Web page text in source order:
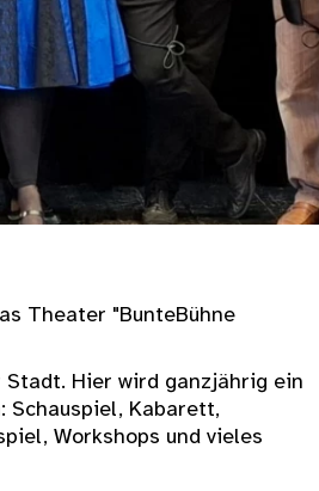
Theater "BunteBühne
Hier wird ganzjährig ein
Schauspiel, Kabarett,
Workshops und vieles